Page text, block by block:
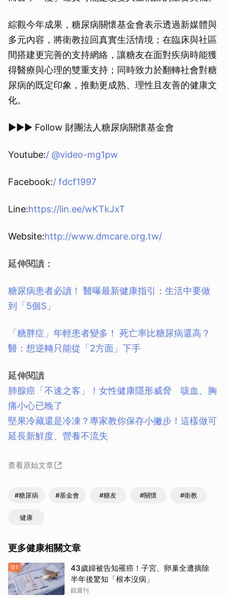
綜觀今年成果，糖尿病關懷基金會表示透過新媒體與
多元內容，將衛教拉回真實生活情境；在臨床與社區
間搭建更完善的支持網絡，讓糖友在面對疾病時能獲
得醫療與心理的雙重支持；同時致力於翻轉社會對糖
尿病的既定印象，推動更成熟、理性且友善的健康文
化。
►►► Follow 財團法人糖尿病關懷基金會
Youtube:/ @video-mg1pw
Facebook:/ fdcf1997
Line:https://lin.ee/wKTkJxT
Website:http://www.dmcare.org.tw/
延伸閱讀：
糖尿病患者必讀！ 醫曝最新健康指引：生活中要做
到「5個S」
「糖胖症」年輕患者變多！ 死亡率比糖尿病還高？
醫：想逆轉只能從「2方面」下手
延伸閱讀
肺腺癌「不速之客」！女性健康隱形威脅 咳血、胸
痛小心已晚了
堅果冷藏還是冷凍？專家教你保存小撇步！這樣做可
延長新鮮度、營養不流失
查看原始文章
#糖尿病 #基金會 #糖友 #關懷 #衛教
健康
更多健康相關文章
01
43歲婦被告知罹癌！子宮、卵巢全遭摘除
半年後驚知「根本沒病」
鏡週刊